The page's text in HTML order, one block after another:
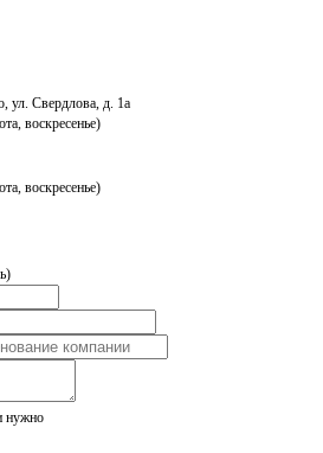
ул. Свердлова, д. 1а
воскресенье)
воскресенье)
нужно